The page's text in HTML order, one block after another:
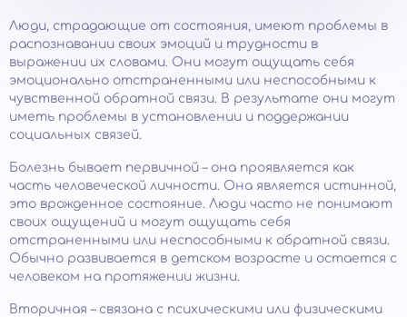
Люди, страдающие от состояния, имеют проблемы в
распознавании своих эмоций и трудности в
выражении их словами. Они могут ощущать себя
эмоционально отстраненными или неспособными к
чувственной обратной связи. В результате они могут
иметь проблемы в установлении и поддержании
социальных связей.
Болезнь бывает первичной – она проявляется как
часть человеческой личности. Она является истинной,
это врожденное состояние. Люди часто не понимают
своих ощущений и могут ощущать себя
отстраненными или неспособными к обратной связи.
Обычно развивается в детском возрасте и остается с
человеком на протяжении жизни.
Вторичная – связана с психическими или физическими